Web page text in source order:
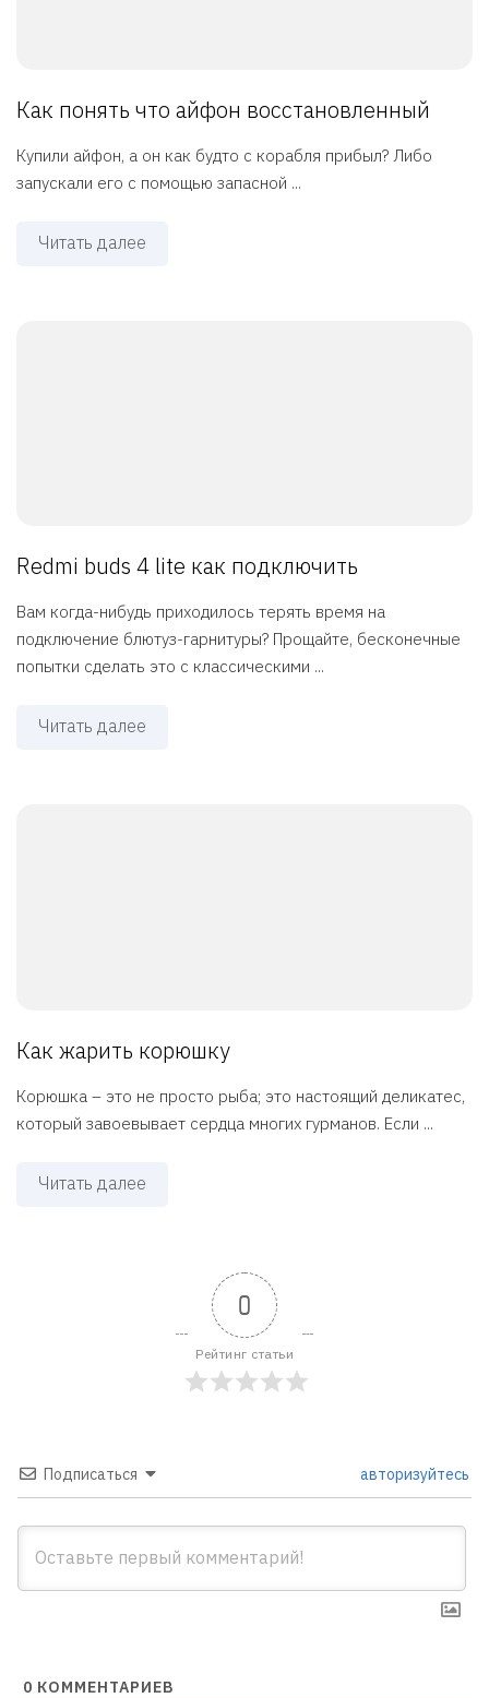
Как понять что айфон восстановленный
Купили айфон, а он как будто с корабля прибыл? Либо
запускали его с помощью запасной ...
Читать далее
Redmi buds 4 lite как подключить
Вам когда-нибудь приходилось терять время на
подключение блютуз-гарнитуры? Прощайте, бесконечные
попытки сделать это с классическими ...
Читать далее
Как жарить корюшку
Корюшка – это не просто рыба; это настоящий деликатес,
который завоевывает сердца многих гурманов. Если ...
Читать далее
0
Рейтинг статьи
Подписаться авторизуйтесь
0 КОММЕНТАРИЕВ